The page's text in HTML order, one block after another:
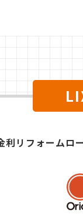
利リフォームロ